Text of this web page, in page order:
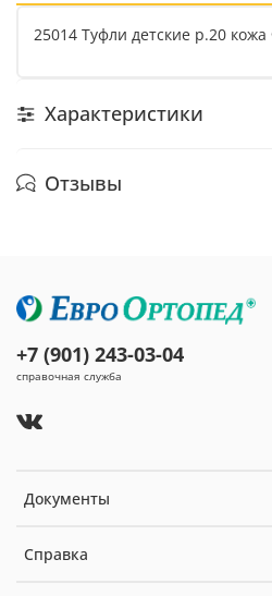
25014 Туфли детские р.20
Характеристики
Отзывы
Документы
Справка
+7 (901) 243-03-04
справочная служба